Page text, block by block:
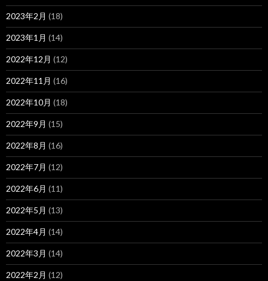
2023年2月 (18)
2023年1月 (14)
2022年12月 (12)
2022年11月 (16)
2022年10月 (18)
2022年9月 (15)
2022年8月 (16)
2022年7月 (12)
2022年6月 (11)
2022年5月 (13)
2022年4月 (14)
2022年3月 (14)
2022年2月 (12)